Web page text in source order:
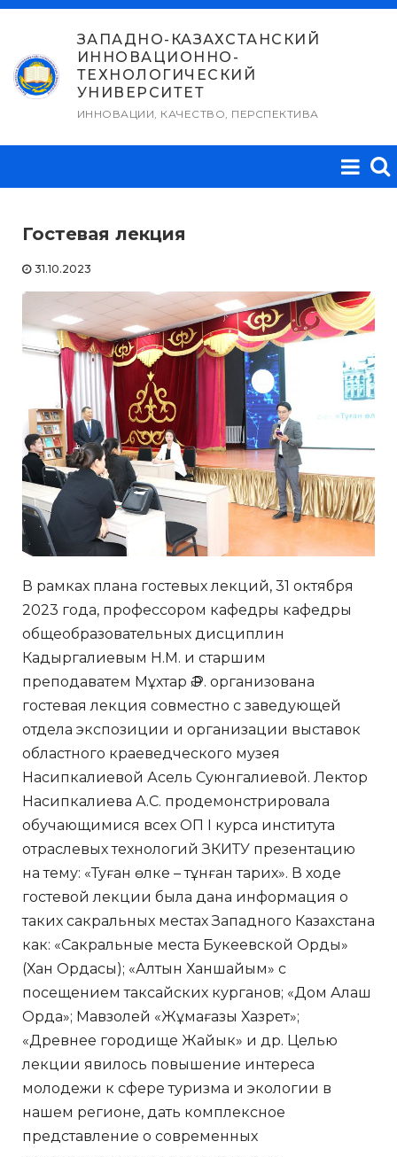
Перейти
содержимому
ЗАПАДНО-КАЗАХСТАНСКИЙ
ИННОВАЦИОННО-
ТЕХНОЛОГИЧЕСКИЙ
УНИВЕРСИТЕТ
ИННОВАЦИИ, КАЧЕСТВО, ПЕРСПЕКТИВА
Гостевая лекция
31.10.2023
В рамках плана гостевых лекций, 31 октября
2023 года, профессором кафедры кафедры
общеобразовательных дисциплин
Кадыргалиевым Н.М. и старшим
преподаватем Мұхтар Ә.Р. организована
гостевая лекция совместно с заведующей
отдела экспозиции и организации выставок
областного краеведческого музея
Насипкалиевой Асель Суюнгалиевой. Лектор
Насипкалиева А.С. продемонстрировала
обучающимися всех ОП I курса института
отраслевых технологий ЗКИТУ презентацию
на тему: «Туған өлке – тұнған тарих». В ходе
гостевой лекции была дана информация о
таких сакральных местах Западного Казахстана
как: «Сакральные места Букеевской Орды»
(Хан Ордасы); «Алтын Ханшайым» с
посещением таксайских курганов; «Дом Алаш
Орда»; Мавзолей «Жұмағазы Хазрет»;
«Древнее городище Жайык» и др. Целью
лекции явилось повышение интереса
молодежи к сфере туризма и экологии в
нашем регионе, дать комплексное
представление о современных